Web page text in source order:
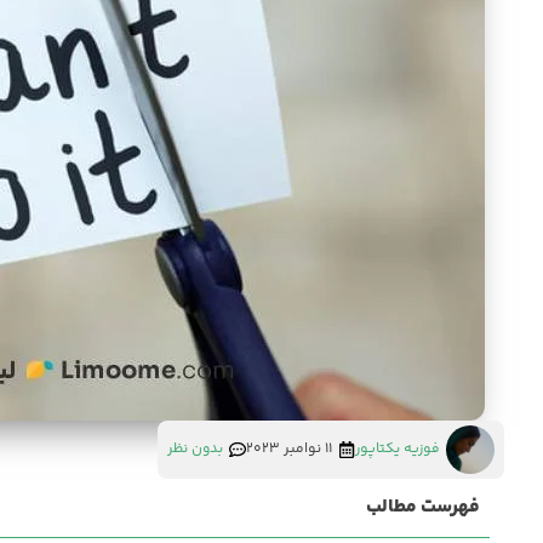
فوزیه یکتاپور 11 نوامبر 2023 بدون نظر
فهرست مطالب